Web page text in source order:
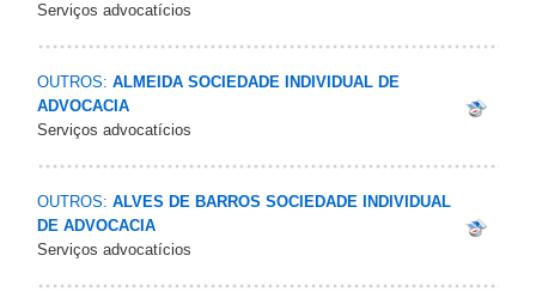
Serviços advocatícios
OUTROS: ALMEIDA SOCIEDADE INDIVIDUAL DE
ADVOCACIA
Serviços advocatícios
OUTROS: ALVES DE BARROS SOCIEDADE INDIVIDUAL
DE ADVOCACIA
Serviços advocatícios